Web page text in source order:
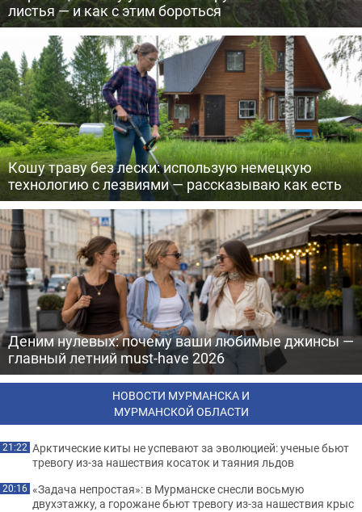
листья — и как с этим бороться
Кошу траву без лески: использую немецкую
технологию с лезвиями — рассказываю как есть
Деним нулевых: почему ваши любимые джинсы —
главный летний must-have 2026
НОВОСТИ МУРМАНСКА И
МУРМАНСКОЙ ОБЛАСТИ
21:22 Арктические киты не успевают за эволюцией: ученые бьют
тревогу из-за нашествия косаток и таяния льдов
20:16 «Задача непростая»: в Мурманске снесли восьмую
двухэтажку, а горожане бьют тревогу из-за нашествия крыс